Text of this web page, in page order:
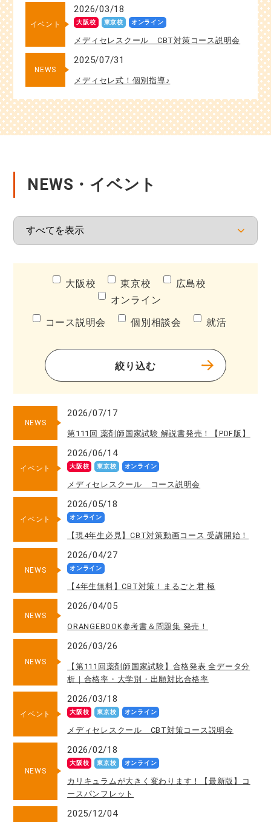
イベント
2026/03/18
大阪校 東京校 オンライン
メディセレスクール CBT対策コース説明会
NEWS
2025/07/31
メディセレ式！個別指導♪
NEWS・イベント
大阪校 東京校
広島校
オンライン
コース説明会
個別相談会 就活
絞り込む
NEWS
2026/07/17
第111回 薬剤師国家試験 解説書発売！【PDF版】
イベント
2026/06/14
大阪校 東京校 オンライン
メディセレスクール コース説明会
イベント
2026/05/18
オンライン
【現4年生必見】CBT対策動画コース 受講開始！
NEWS
2026/04/27
オンライン
【4年生無料】CBT対策！まるごと君 極
NEWS
2026/04/05
ORANGEBOOK参考書＆問題集 発売！
NEWS
2026/03/26
【第111回薬剤師国家試験】合格発表 全データ分
析｜合格率・大学別・出願対比合格率
イベント
2026/03/18
大阪校 東京校 オンライン
メディセレスクール CBT対策コース説明会
NEWS
2026/02/18
大阪校 東京校 オンライン
カリキュラムが大きく変わります！【最新版】コ
ースパンフレット
2025/12/04